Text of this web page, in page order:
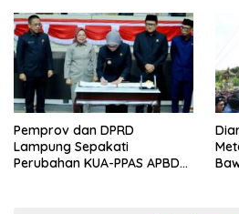
Pemprov dan DPRD
Lampung Sepakati
Perubahan KUA-PPAS APBD